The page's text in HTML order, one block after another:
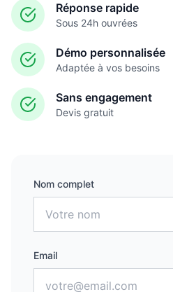
Réponse rapide
Sous 24h ouvrées
Démo personnalisée
Adaptée à vos besoins
Sans engagement
Devis gratuit
Nom complet
Email